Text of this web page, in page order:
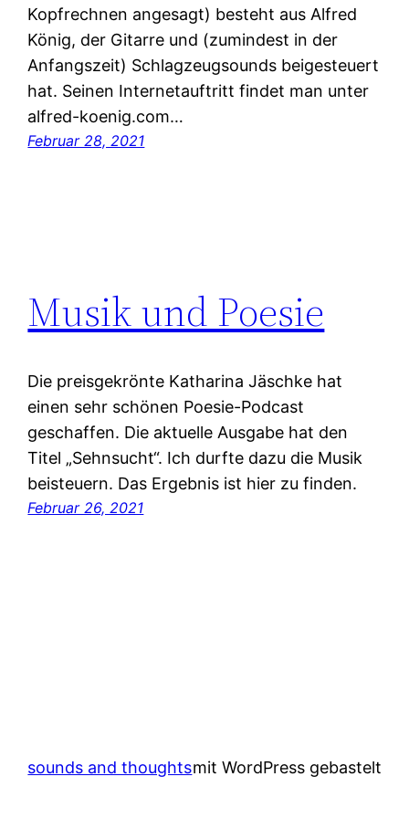
Kopfrechnen angesagt) besteht aus Alfred
König, der Gitarre und (zumindest in der
Anfangszeit) Schlagzeugsounds beigesteuert
hat. Seinen Internetauftritt findet man unter
alfred-koenig.com…
Februar 28, 2021
Musik und Poesie
Die preisgekrönte Katharina Jäschke hat
einen sehr schönen Poesie-Podcast
geschaffen. Die aktuelle Ausgabe hat den
Titel „Sehnsucht“. Ich durfte dazu die Musik
beisteuern. Das Ergebnis ist hier zu finden.
Februar 26, 2021
sounds and thoughtsmit WordPress gebastelt